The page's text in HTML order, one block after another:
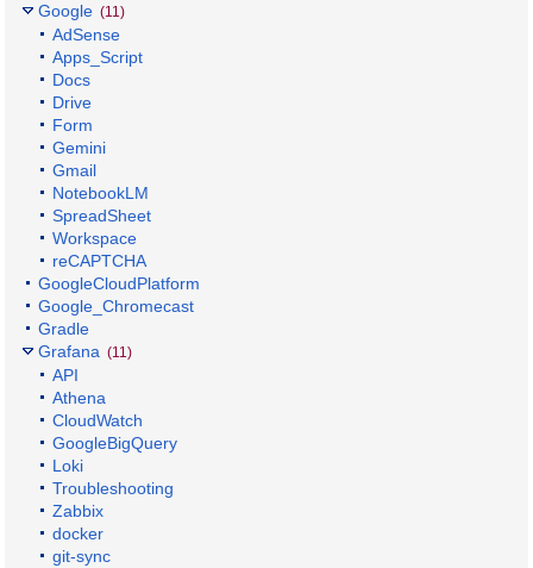
Google (11)
AdSense
Apps_Script
Docs
Drive
Form
Gemini
Gmail
NotebookLM
SpreadSheet
Workspace
reCAPTCHA
GoogleCloudPlatform
Google_Chromecast
Gradle
Grafana (11)
API
Athena
CloudWatch
GoogleBigQuery
Loki
Troubleshooting
Zabbix
docker
git-sync